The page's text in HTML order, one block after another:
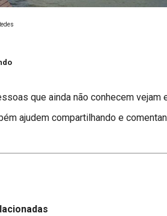
que ainda não conhecem vejam
ajudem compartilhando e